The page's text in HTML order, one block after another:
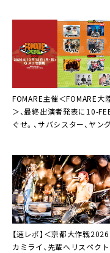
FOMARE主催＜FOMARE⼤
＞、最終出演者発表に10-
ぐせ。、サバシスター、ヤン
【速レポ】＜京都大作戦
カミライ、先輩へリスペク